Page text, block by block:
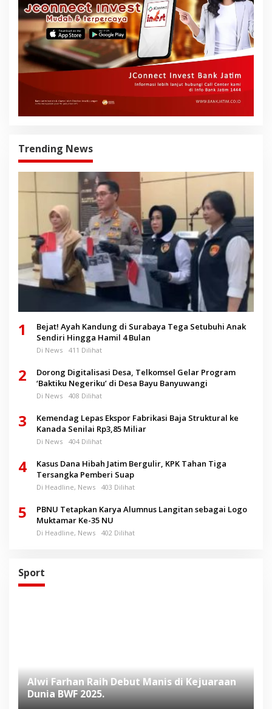
Trending News
1
Bejat! Ayah Kandung di Surabaya Tega Setubuhi Anak
Sendiri Hingga Hamil 4 Bulan
Di News 411 Dilihat
2
Dorong Digitalisasi Desa, Telkomsel Gelar Program
‘Baktiku Negeriku’ di Desa Bayu Banyuwangi
Di News 408 Dilihat
3
Kemendag Lepas Ekspor Fabrikasi Baja Struktural ke
Kanada Senilai Rp3,85 Miliar
Di News 404 Dilihat
4
Kasus Dana Hibah Jatim Bergulir, KPK Tahan Tiga
Tersangka Pemberi Suap
Di Headline, News 403 Dilihat
5
PBNU Tetapkan Karya Alumnus Langitan sebagai Logo
Muktamar Ke-35 NU
Di Headline, News 402 Dilihat
Sport
Alwi Farhan Raih Debut Manis di Kejuaraan
Dunia BWF 2025.